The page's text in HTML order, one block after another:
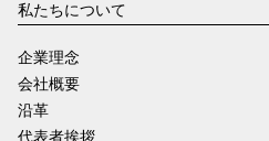
私たちについて
企業理念
会社概要
沿革
代表者挨拶